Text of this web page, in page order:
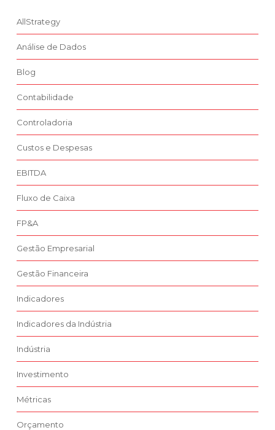
AllStrategy
Análise de Dados
Blog
Contabilidade
Controladoria
Custos e Despesas
EBITDA
Fluxo de Caixa
FP&A
Gestão Empresarial
Gestão Financeira
Indicadores
Indicadores da Indústria
Indústria
Investimento
Métricas
Orçamento